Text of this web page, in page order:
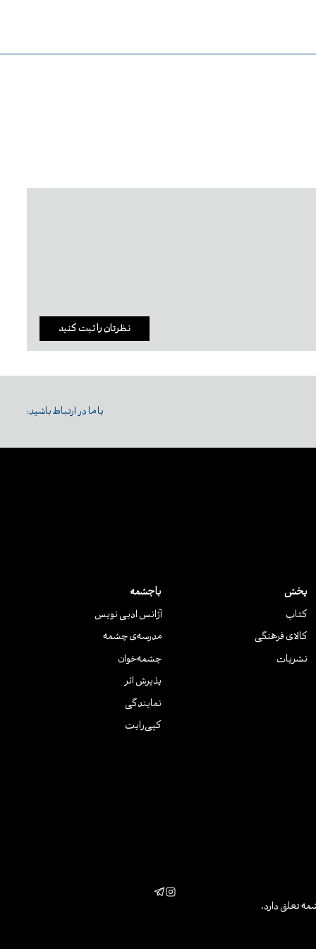
نظرتان را ثبت کنید
با ما در ارتباط باشید:
پخش
کتاب
کالای فرهنگی
نشریات
باچشمه
آژانس ادبی نویس
مدرسه‌ی چشمه
چشمه‌خوان
پذیرش اثر
نمایندگی
کپی‌رایت
تعلق دارد.